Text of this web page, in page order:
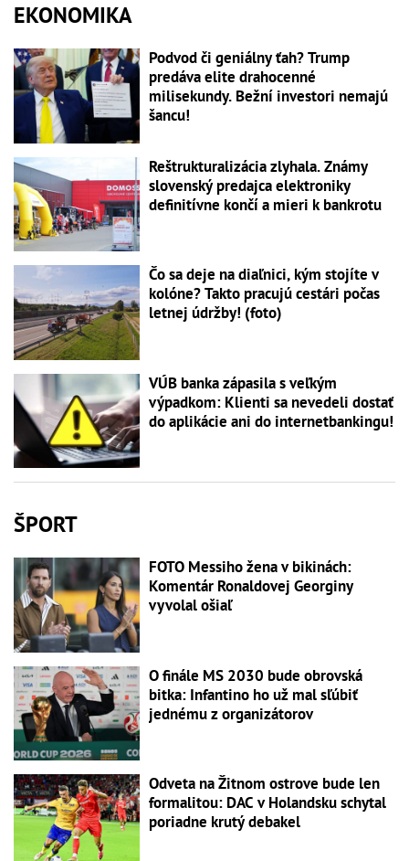
EKONOMIKA
Podvod či geniálny ťah? Trump
predáva elite drahocenné
milisekundy. Bežní investori nemajú
šancu!
Reštrukturalizácia zlyhala. Známy
slovenský predajca elektroniky
definitívne končí a mieri k bankrotu
Čo sa deje na diaľnici, kým stojíte v
kolóne? Takto pracujú cestári počas
letnej údržby! (foto)
VÚB banka zápasila s veľkým
výpadkom: Klienti sa nevedeli dostať
do aplikácie ani do internetbankingu!
ŠPORT
FOTO Messiho žena v bikinách:
Komentár Ronaldovej Georginy
vyvolal ošiaľ
O finále MS 2030 bude obrovská
bitka: Infantino ho už mal sľúbiť
jednému z organizátorov
Odveta na Žitnom ostrove bude len
formalitou: DAC v Holandsku schytal
poriadne krutý debakel